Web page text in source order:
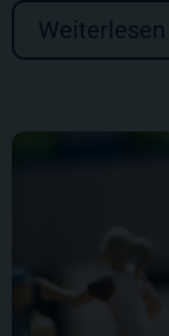
Weiterlesen